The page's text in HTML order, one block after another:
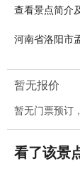
查看景点简介
河南省洛阳市
暂无报价
暂无门票预订
看了该景